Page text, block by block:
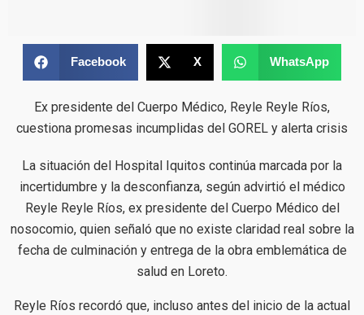
Facebook X WhatsApp
Ex presidente del Cuerpo Médico, Reyle Reyle Ríos,
cuestiona promesas incumplidas del GOREL y alerta crisis
La situación del Hospital Iquitos continúa marcada por la
incertidumbre y la desconfianza, según advirtió el médico
Reyle Reyle Ríos, ex presidente del Cuerpo Médico del
nosocomio, quien señaló que no existe claridad real sobre la
fecha de culminación y entrega de la obra emblemática de
salud en Loreto.
Reyle Ríos recordó que, incluso antes del inicio de la actual